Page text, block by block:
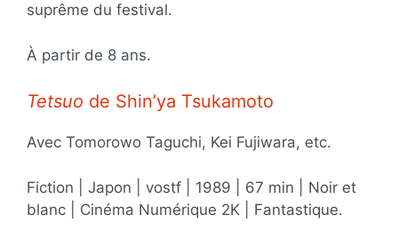
suprême du festival.
À partir de 8 ans.
Tetsuo de Shin’ya Tsukamoto
Avec Tomorowo Taguchi, Kei Fujiwara, etc.
Fiction | Japon | vostf | 1989 | 67 min | Noir et
blanc | Cinéma Numérique 2K | Fantastique.